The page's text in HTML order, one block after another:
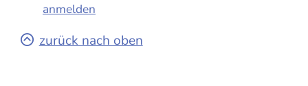
anmelden
zurück nach oben